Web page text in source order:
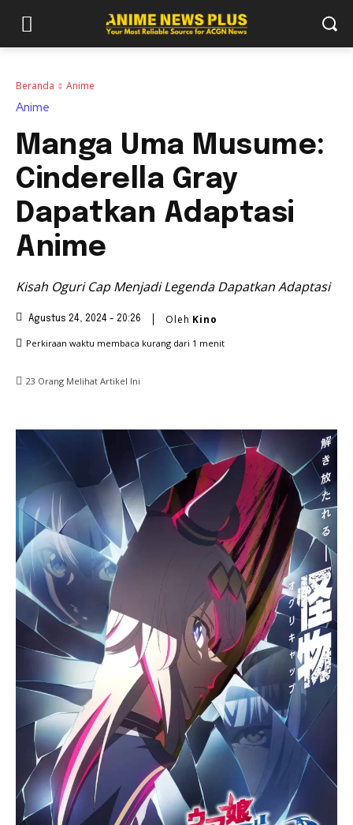
Beranda Anime
Anime
Manga Uma Musume:
Cinderella Gray
Dapatkan Adaptasi
Anime
Kisah Oguri Cap Menjadi Legenda Dapatkan Adaptasi
Agustus 24, 2024 - 20:26 Oleh Kino
Perkiraan waktu membaca kurang dari 1 menit
23 Orang Melihat Artikel Ini